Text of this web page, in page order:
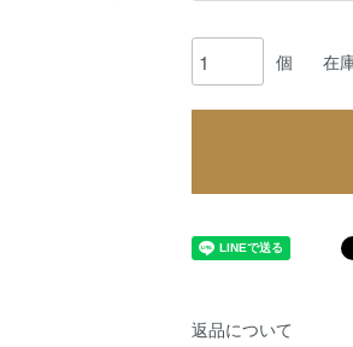
個 在
返品について